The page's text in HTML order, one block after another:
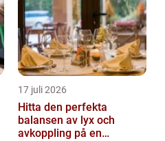
17 juli 2026
Hitta den perfekta
balansen av lyx och
avkoppling på en